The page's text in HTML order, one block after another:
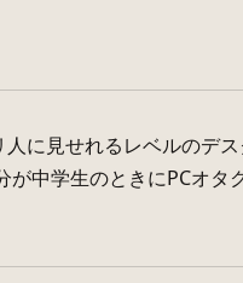
に見せれるレベルのデ
中学生のときにPCオタ